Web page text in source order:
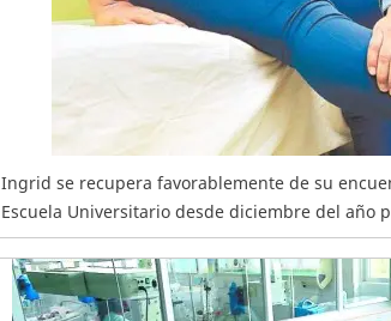
Ingrid se recupera favorablemente de su
Escuela Universitario desde diciembre del año